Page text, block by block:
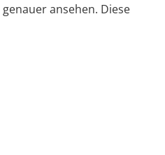
ansehen. Diese